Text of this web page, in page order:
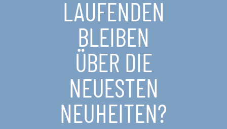
LAUFENDEN
BLEIBEN
ÜBER DIE
NEUESTEN
NEUHEITEN?